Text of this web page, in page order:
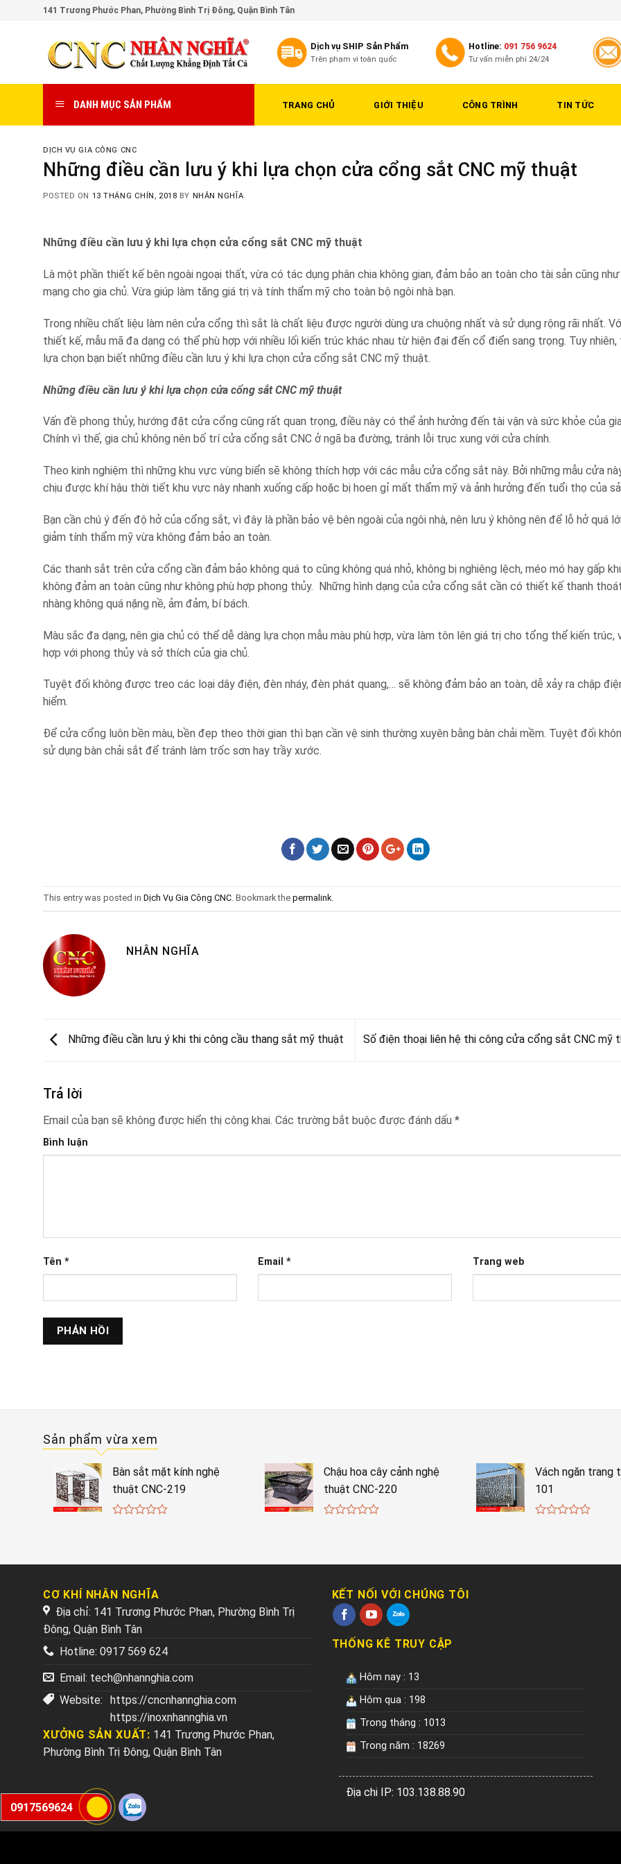
0917569624
141 Trương Phước Phan, Phường Bình Trị Đông, Quận Bình Tân
Dịch vụ SHIP Sản Phẩm
Trên phạm vi toàn quốc
Hotline: 091 756 9624
Tư vấn miễn phí 24/24
DANH MỤC SẢN PHẨM TRANG CHỦ GIỚI THIỆU CÔNG TRÌNH TIN TỨC
DỊCH VỤ GIA CÔNG CNC
Những điều cần lưu ý khi lựa chọn cửa cổng sắt CNC mỹ thuật
POSTED ON 13 THÁNG CHÍN, 2018 BY NHÂN NGHĨA
Những điều cần lưu ý khi lựa chọn cửa cổng sắt CNC mỹ thuật
Là một phần thiết kế bên ngoài ngoại thất, vừa có tác dụng phân chia không gian, đảm bảo an toàn cho tài sản cũng
mạng cho gia chủ. Vừa giúp làm tăng giá trị và tính thẩm mỹ cho toàn bộ ngôi nhà bạn.
Trong nhiều chất liệu làm nên cửa cổng thì sắt là chất liệu được người dùng ưa chuộng nhất và sử dụng rộng rãi nhất.
thiết kế, mẫu mã đa dạng có thể phù hợp với nhiều lối kiến trúc khác nhau từ hiện đại đến cổ điển sang trọng. Tuy
lựa chọn bạn biết những điều cần lưu ý khi lựa chọn cửa cổng sắt CNC mỹ thuật.
Những điều cần lưu ý khi lựa chọn cửa cổng sắt CNC mỹ thuật
Vấn đề phong thủy, hướng đặt cửa cổng cũng rất quan trọng, điều này có thể ảnh hưởng đến tài vận và sức khỏe của
Chính vì thế, gia chủ không nên bố trí cửa cổng sắt CNC ở ngã ba đường, tránh lỗi trục xung với cửa chính.
Theo kinh nghiệm thì những khu vực vùng biển sẽ không thích hợp với các mẫu cửa cổng sắt này. Bởi những mẫu cửa
chịu được khí hậu thời tiết khu vực này nhanh xuống cấp hoặc bị hoen gỉ mất thẩm mỹ và ảnh hưởng đến tuổi thọ của
Bạn cần chú ý đến độ hở của cổng sắt, vì đây là phần bảo vệ bên ngoài của ngôi nhà, nên lưu ý không nên để lỗ hở quá
giảm tính thẩm mỹ vừa không đảm bảo an toàn.
Các thanh sắt trên cửa cổng cần đảm bảo không quá to cũng không quá nhỏ, không bị nghiêng lệch, méo mó hay gấp
không đảm an toàn cũng như không phù hợp phong thủy. Những hình dạng của cửa cổng sắt cần có thiết kế thanh
nhàng không quá nặng nề, ảm đảm, bí bách.
Màu sắc đa dạng, nên gia chủ có thể dễ dàng lựa chọn mẫu màu phù hợp, vừa làm tôn lên giá trị cho tổng thể kiến trúc,
hợp với phong thủy và sở thích của gia chủ.
Tuyệt đối không được treo các loại dây điện, đèn nháy, đèn phát quang,… sẽ không đảm bảo an toàn, dễ xảy ra chập
hiểm.
Để cửa cổng luôn bền màu, bền đẹp theo thời gian thì bạn cần vệ sinh thường xuyên bằng bàn chải mềm. Tuyệt đối
sử dụng bàn chải sắt để tránh làm trốc sơn hay trầy xước.
This entry was posted in Dịch Vụ Gia Công CNC. Bookmark the permalink.
NHÂN NGHĨA
Những điều cần lưu ý khi thi công cầu thang sắt mỹ thuật Số điện thoại liên hệ thi công cửa cổng sắt CNC mỹ
Trả lời
Email của bạn sẽ không được hiển thị công khai. Các trường bắt buộc được đánh dấu *
Bình luận
Tên * Email * Trang web
Sản phẩm vừa xem
Bàn sắt mặt kính nghệ
thuật CNC-219
Chậu hoa cây cảnh nghệ
thuật CNC-220
Vách ngăn trang
101
CƠ KHÍ NHÂN NGHĨA
Địa chỉ: 141 Trương Phước Phan, Phường Bình Trị
Đông, Quận Bình Tân
Hotline: 0917 569 624
Email: tech@nhannghia.com
Website:
https://cncnhannghia.com
https://inoxnhannghia.vn
XƯỞNG SẢN XUẤT: 141 Trương Phước Phan,
Phường Bình Trị Đông, Quận Bình Tân
KẾT NỐI VỚI CHÚNG TÔI
THỐNG KÊ TRUY CẬP
Hôm nay : 13
Hôm qua : 198
Trong tháng : 1013
Trong năm : 18269
Địa chi IP: 103.138.88.90